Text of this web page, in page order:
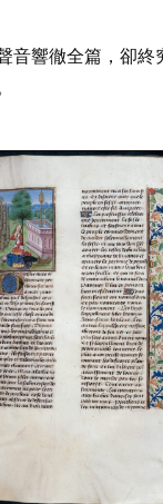
音響徹全篇，卻終